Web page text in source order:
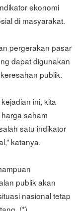
ekonomi
di masyarakat.
pergerakan pasar
dapat digunakan
publik.
ini, kita
saham
satu indikator
katanya.
publik akan
nasional tetap